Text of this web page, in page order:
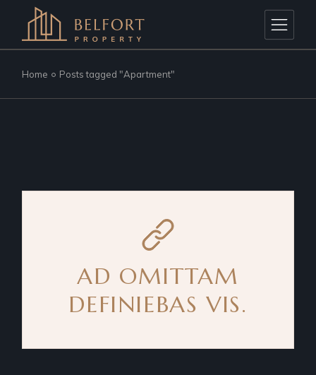
content
Home Posts tagged "Apartment"
AD OMITTAM
DEFINIEBAS VIS.